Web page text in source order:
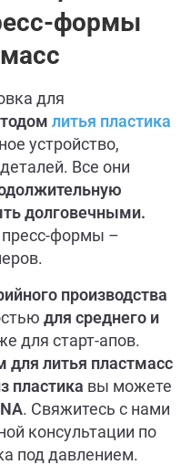
формы
для
литья пластика
устройство,
Все они
долговечными.
формы –
производства
для среднего и
для старт-апов.
для литья пластмасс
пластика вы можете
. Свяжитесь с нами
консультации по
под давлением.